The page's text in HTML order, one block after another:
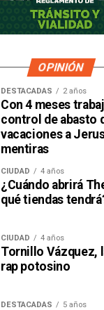
OPINIÓN
DESTACADAS 2 años
Con 4 meses
control de abasto
vacaciones a
mentiras
CIUDAD 4 años
¿Cuándo abrirá
qué tiendas
CIUDAD 4 años
Tornillo Vázquez,
rap potosino
DESTACADAS 5 años